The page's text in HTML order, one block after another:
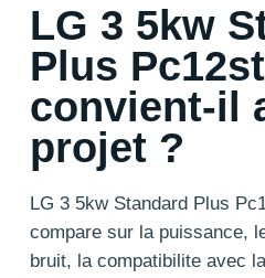
LG 3 5kw
Plus
convient-il
projet ?
LG 3 5kw Standard Plus
compare sur la puissance,
bruit, la compatibilite avec